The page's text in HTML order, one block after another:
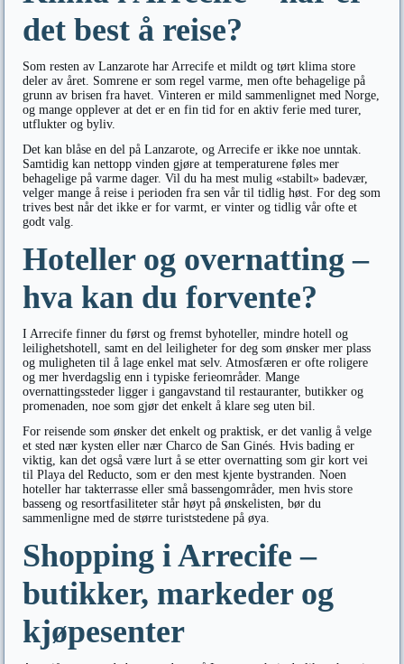
det best å reise?
Som resten av Lanzarote har Arrecife et mildt og tørt klima store
deler av året. Somrene er som regel varme, men ofte behagelige på
grunn av brisen fra havet. Vinteren er mild sammenlignet med Norge,
og mange opplever at det er en fin tid for en aktiv ferie med turer,
utflukter og byliv.
Det kan blåse en del på Lanzarote, og Arrecife er ikke noe unntak.
Samtidig kan nettopp vinden gjøre at temperaturene føles mer
behagelige på varme dager. Vil du ha mest mulig «stabilt» badevær,
velger mange å reise i perioden fra sen vår til tidlig høst. For deg som
trives best når det ikke er for varmt, er vinter og tidlig vår ofte et
godt valg.
Hoteller og overnatting –
hva kan du forvente?
I Arrecife finner du først og fremst byhoteller, mindre hotell og
leilighetshotell, samt en del leiligheter for deg som ønsker mer plass
og muligheten til å lage enkel mat selv. Atmosfæren er ofte roligere
og mer hverdagslig enn i typiske ferieområder. Mange
overnattingssteder ligger i gangavstand til restauranter, butikker og
promenaden, noe som gjør det enkelt å klare seg uten bil.
For reisende som ønsker det enkelt og praktisk, er det vanlig å velge
et sted nær kysten eller nær Charco de San Ginés. Hvis bading er
viktig, kan det også være lurt å se etter overnatting som gir kort vei
til Playa del Reducto, som er den mest kjente bystranden. Noen
hoteller har takterrasse eller små bassengområder, men hvis store
basseng og resortfasiliteter står høyt på ønskelisten, bør du
sammenligne med de større turiststedene på øya.
Shopping i Arrecife –
butikker, markeder og
kjøpesenter